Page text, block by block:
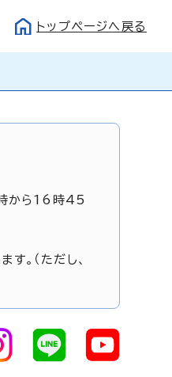
トップページへ戻る
から16時45
。（ただし、